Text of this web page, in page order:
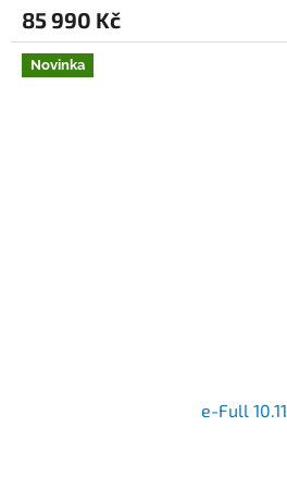
85 990 Kč
Novinka
e-Full 10.11